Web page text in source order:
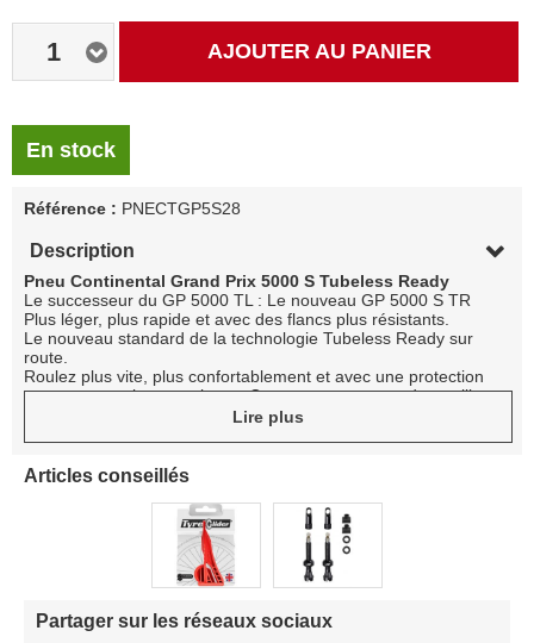
1 AJOUTER AU PANIER
En stock
Référence : PNECTGP5S28
Description
Pneu Continental Grand Prix 5000 S Tubeless Ready
Le successeur du GP 5000 TL : Le nouveau GP 5000 S TR
Plus léger, plus rapide et avec des flancs plus résistants.
Le nouveau standard de la technologie Tubeless Ready sur
route.
Roulez plus vite, plus confortablement et avec une protection
accrue contre les crevaisons. Conçu pour vous rendre meilleur.
La construction de la carcasse est robuste et
De plus, les pneus fabriqués à l'aide de cette technologie
Tout dépend de la façon dont vous le mélangez.
Avec notre composé de bande de roulement unique, qui est
produit uniquement en Allemagne, nous avons révolutionné le
sport du cyclisme. Avec le légendaire BlackChili Compound,
entre adhérence et résistance au roulement pour le cyclisme.
Lire plus
Articles conseillés
Partager sur les réseaux sociaux